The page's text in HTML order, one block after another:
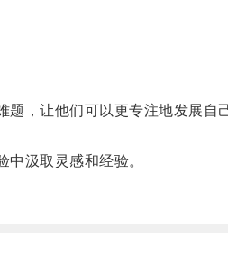
，让他们可以更专注地发展自
汲取灵感和经验。